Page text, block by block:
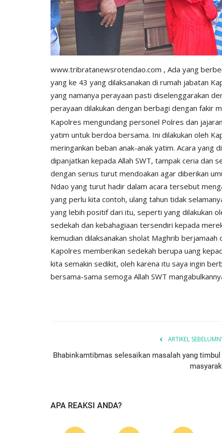
www.tribratanewsrotendao.com , Ada yang
yang ke 43 yang dilaksanakan di rumah jabatan
yang namanya perayaan pasti diselenggarakan
perayaan dilakukan dengan berbagi dengan fakir
Kapolres mengundang personel Polres dan
yatim untuk berdoa bersama. Ini dilakukan oleh
meringankan beban anak-anak yatim. Acara
dipanjatkan kepada Allah SWT, tampak ceria dan
dengan serius turut mendoakan agar diberikan
Ndao yang turut hadir dalam acara tersebut
yang perlu kita contoh, ulang tahun tidak
yang lebih positif dari itu, seperti yang dilakukan
sedekah dan kebahagiaan tersendiri kepada
kemudian dilaksanakan sholat Maghrib
Kapolres memberikan sedekah berupa uang
kita semakin sedikit, oleh karena itu saya ingin
bersama-sama semoga Allah SWT
ARTIKEL
Bhabinkamtibmas selesaikan masalah yang timbul
APA REAKSI ANDA?